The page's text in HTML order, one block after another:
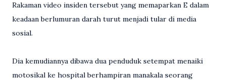
Rakaman video insiden tersebut yang memaparkan E dalam
keadaan berlumuran darah turut menjadi tular di media
sosial.
Dia kemudiannya dibawa dua penduduk setempat menaiki
motosikal ke hospital berhampiran manakala seorang